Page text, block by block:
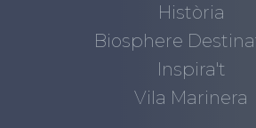
Història
Biosphere
Inspira't
Vila Marinera